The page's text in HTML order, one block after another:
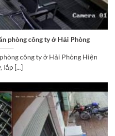
phòng công ty ở Hải Phòng
công ty ở Hải Phòng Hiện
lắp [...]